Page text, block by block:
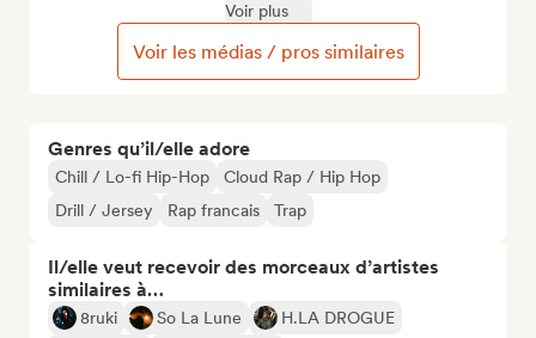
Genres qu’il/elle adore
Chill / Lo-fi Hip-Hop
Cloud Rap / Hip Hop
Drill / Jersey
Rap francais Trap
Il/elle veut recevoir des morceaux d’artistes
similaires à…
8ruki So La Lune
H.LA DROGUE
Voir plus
Voir les médias / pros similaires